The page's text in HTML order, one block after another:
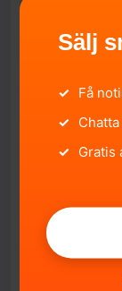
4 st
2 020 kg
3 345
Sälj
✓ Få
✓
✓ Gratis